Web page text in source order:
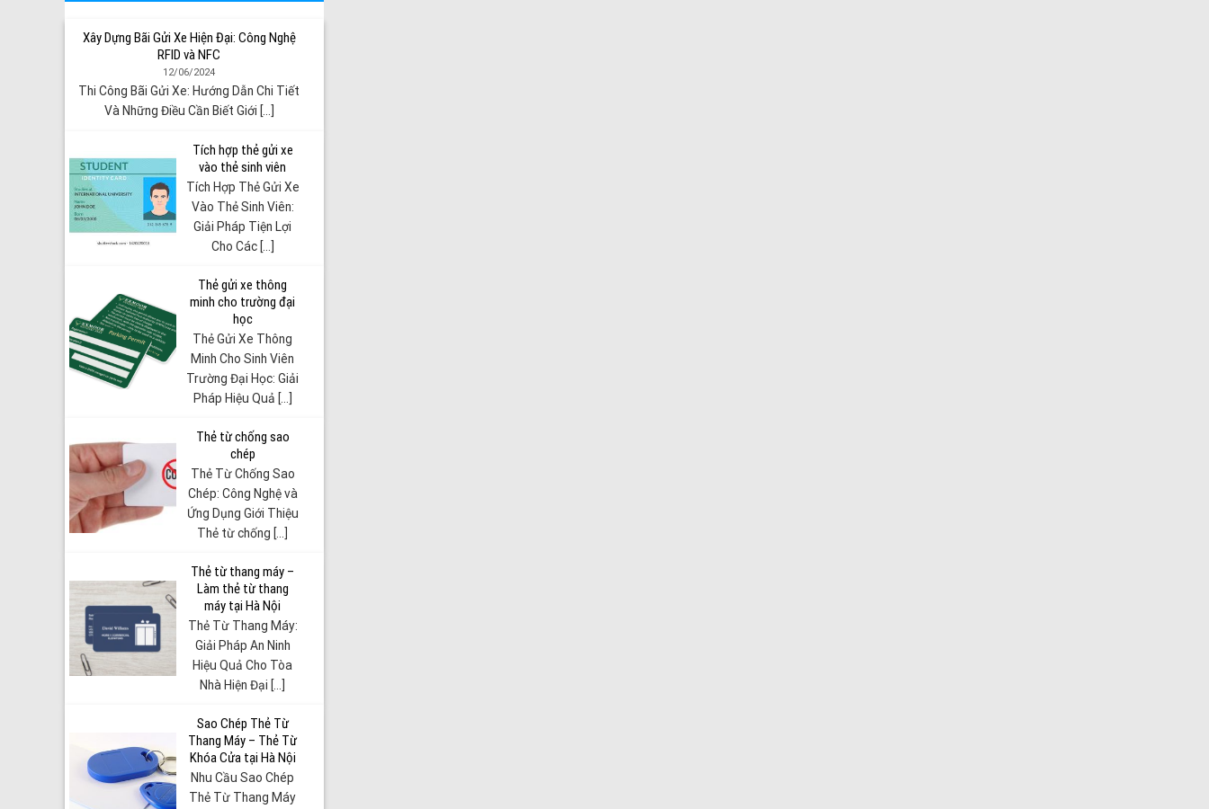
Xây Dựng Bãi Gửi Xe Hiện Đại: Công Nghệ
RFID và NFC
12/06/2024
Thi Công Bãi Gửi Xe: Hướng Dẫn Chi Tiết
Và Những Điều Cần Biết Giới [...]
Tích hợp thẻ gửi xe
vào thẻ sinh viên
Tích Hợp Thẻ Gửi Xe
Vào Thẻ Sinh Viên:
Giải Pháp Tiện Lợi
Cho Các [...]
Thẻ gửi xe thông
minh cho trường đại
học
Thẻ Gửi Xe Thông
Minh Cho Sinh Viên
Trường Đại Học: Giải
Pháp Hiệu Quả [...]
Thẻ từ chống sao
chép
Thẻ Từ Chống Sao
Chép: Công Nghệ và
Ứng Dụng Giới Thiệu
Thẻ từ chống [...]
Thẻ từ thang máy –
Làm thẻ từ thang
máy tại Hà Nội
Thẻ Từ Thang Máy:
Giải Pháp An Ninh
Hiệu Quả Cho Tòa
Nhà Hiện Đại [...]
Sao Chép Thẻ Từ
Thang Máy – Thẻ Từ
Khóa Cửa tại Hà Nội
Nhu Cầu Sao Chép
Thẻ Từ Thang Máy